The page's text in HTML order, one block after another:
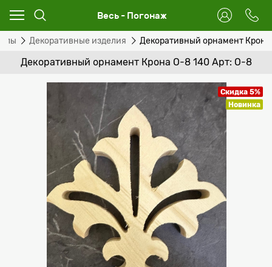
Весь - Погонаж
Декоративные изделия Декоративный орнамент
Декоративный орнамент Крона О-8 140 Арт: О-8
Скидка 5%
Новинка